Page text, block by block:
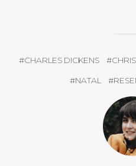
#CHARLES DICKENS #
#NATAL#